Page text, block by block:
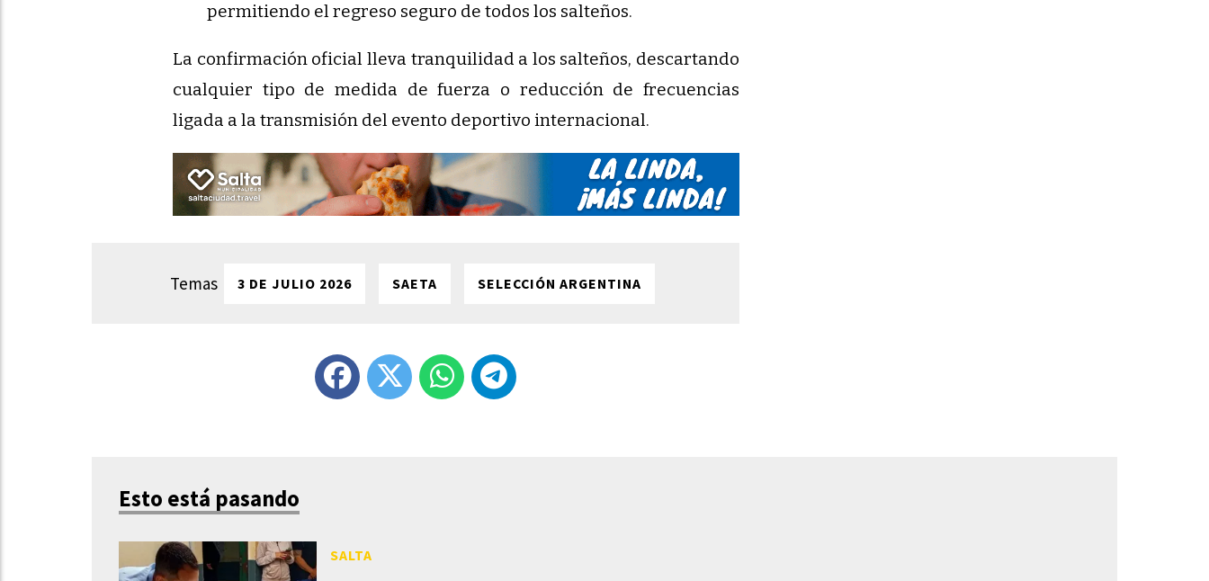
permitiendo el regreso seguro de todos los salteños.
La confirmación oficial lleva tranquilidad a los salteños, descartando
cualquier tipo de medida de fuerza o reducción de frecuencias
ligada a la transmisión del evento deportivo internacional.
3 DE JULIO 2026 SAETA SELECCIÓN ARGENTINA
Esto está pasando
SALTA